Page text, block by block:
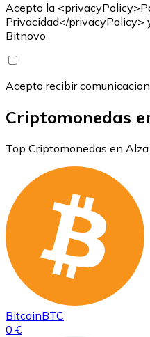
Acepto la
Privacidad</privacyPolicy>
Bitnovo
Acepto recibir
Criptomonedas
Top Criptomonedas en Alza
BitcoinBTC
0 €